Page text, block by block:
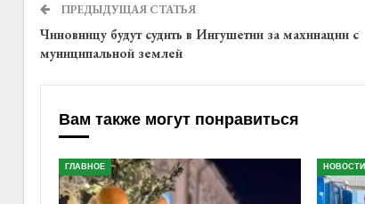
ПРЕДЫДУЩАЯ СТАТЬЯ
Чиновницу будут судить в Ингушетии за махинации с
муниципальной землей
Вам также могут понравиться
ГЛАВНОЕ НОВОСТИ